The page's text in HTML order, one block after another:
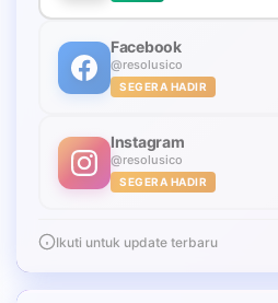
Facebook
@resolusico
SEGERA HADIR
Instagram
@resolusico
SEGERA HADIR
Ikuti untuk update terbaru